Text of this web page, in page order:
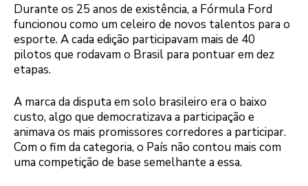
Durante os 25 anos de existência, a Fórmula Ford
funcionou como um celeiro de novos talentos para o
esporte. A cada edição participavam mais de 40
pilotos que rodavam o Brasil para pontuar em dez
etapas.
A marca da disputa em solo brasileiro era o baixo
custo, algo que democratizava a participação e
animava os mais promissores corredores a participar.
Com o fim da categoria, o País não contou mais com
uma competição de base semelhante a essa.